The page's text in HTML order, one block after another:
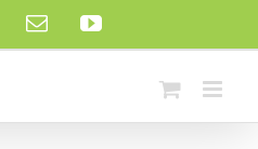
Correo
electrónico
YouTube